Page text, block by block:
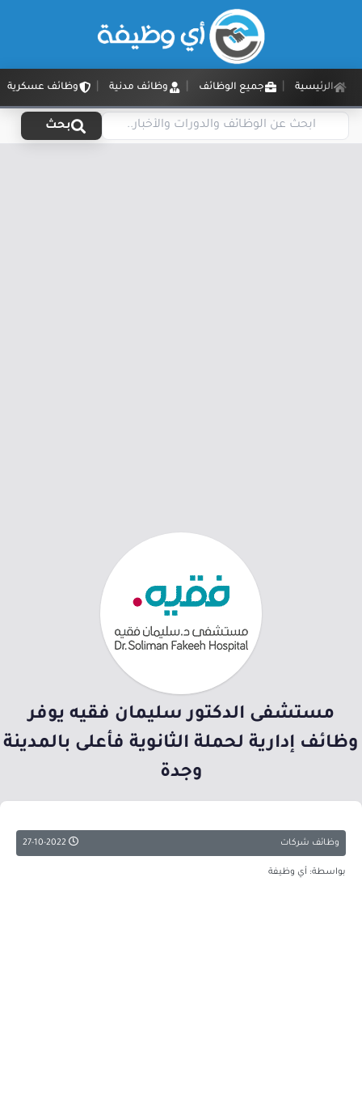
الرئيسية جميع الوظائف وظائف مدنية وظائف عسكرية
بحث
مستشفى الدكتور سليمان فقيه يوفر
وظائف إدارية لحملة الثانوية فأعلى بالمدينة
وجدة
وظائف شركات
بواسطة: أي وظيفة